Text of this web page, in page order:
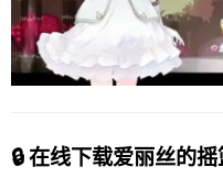
🔒 在线下载爱丽丝的